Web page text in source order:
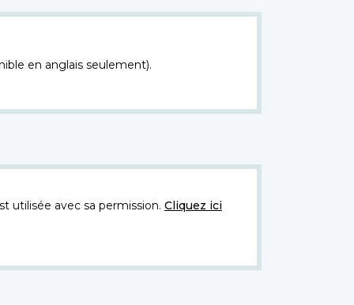
en anglais seulement).
utilisée avec sa permission. Cliquez ici